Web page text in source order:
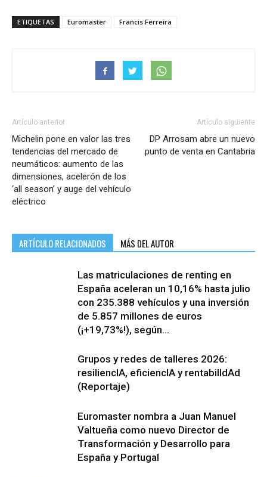
ETIQUETAS Euromaster Francis Ferreira
Artículo anterior
Michelin pone en valor las tres
tendencias del mercado de
neumáticos: aumento de las
dimensiones, acelerón de los
‘all season’ y auge del vehículo
eléctrico
Artículo siguiente
DP Arrosam abre un nuevo
punto de venta en Cantabria
ARTÍCULO RELACIONADOS MÁS DEL AUTOR
Las matriculaciones de renting en
España aceleran un 10,16% hasta julio
con 235.388 vehículos y una inversión
de 5.857 millones de euros
(¡+19,73%!), según...
Grupos y redes de talleres 2026:
resiliencIA, eficiencIA y rentabilIdAd
(Reportaje)
Euromaster nombra a Juan Manuel
Valtueña como nuevo Director de
Transformación y Desarrollo para
España y Portugal